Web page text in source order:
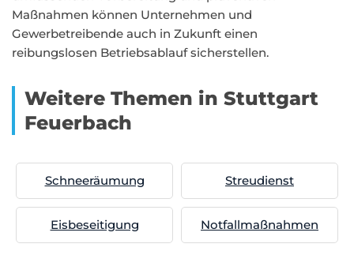
Maßnahmen können Unternehmen und
Gewerbetreibende auch in Zukunft einen
reibungslosen Betriebsablauf sicherstellen.
Weitere Themen in Stuttgart
Feuerbach
Schneeräumung Streudienst
Eisbeseitigung Notfallmaßnahmen